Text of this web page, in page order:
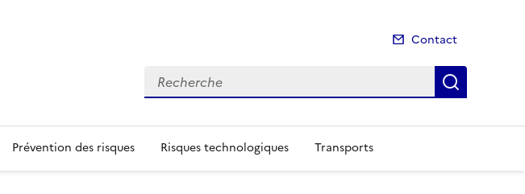
Contact
Recherche
Prévention des risques Risques technologiques Transports